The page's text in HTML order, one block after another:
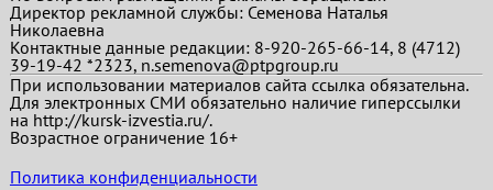
Директор рекламной службы: Семенова Наталья
Николаевна
Контактные данные редакции: 8-920-265-66-14, 8 (4712)
39-19-42 *2323, n.semenova@ptpgroup.ru
При использовании материалов сайта ссылка обязательна.
Для электронных СМИ обязательно наличие гиперссылки
на http://kursk-izvestia.ru/.
Возрастное ограничение 16+
Политика конфиденциальности